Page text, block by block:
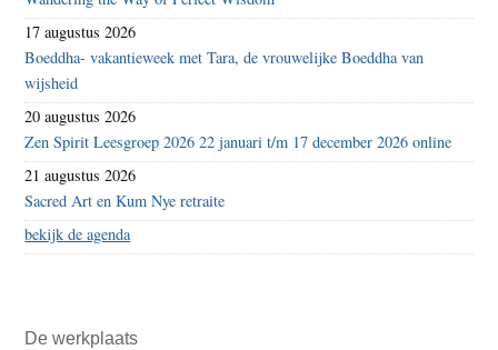
17 augustus 2026
Boeddha- vakantieweek met Tara, de vrouwelijke Boeddha van
wijsheid
20 augustus 2026
Zen Spirit Leesgroep 2026 22 januari t/m 17 december 2026 online
21 augustus 2026
Sacred Art en Kum Nye retraite
bekijk de agenda
De werkplaats